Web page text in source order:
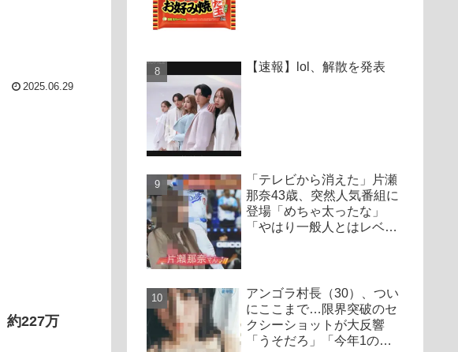
2025.06.29
約227万
【速報】lol、解散を発表
「テレビから消えた」片瀬
那奈43歳、突然人気番組に
登場「めちゃ太ったな」
「やはり一般人とはレベル
アンゴラ村長（30）、つい
にここまで…限界突破のセ
クシーショットが大反響
「うそだろ」「今年1の衝